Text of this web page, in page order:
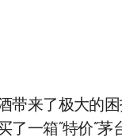
带来了极大的
一箱“特价”茅